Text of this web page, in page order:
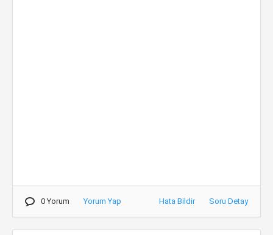
0 Yorum Yorum Yap Hata Bildir Soru Detay